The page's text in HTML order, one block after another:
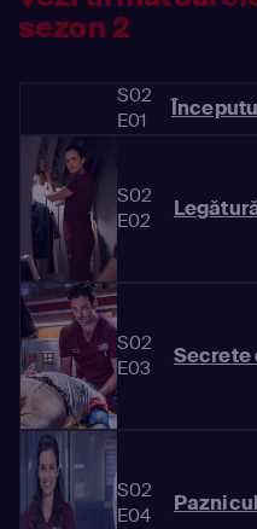
sezon 2
S02
E01
S02
E02
S02
E03
Secrete
S02
E04